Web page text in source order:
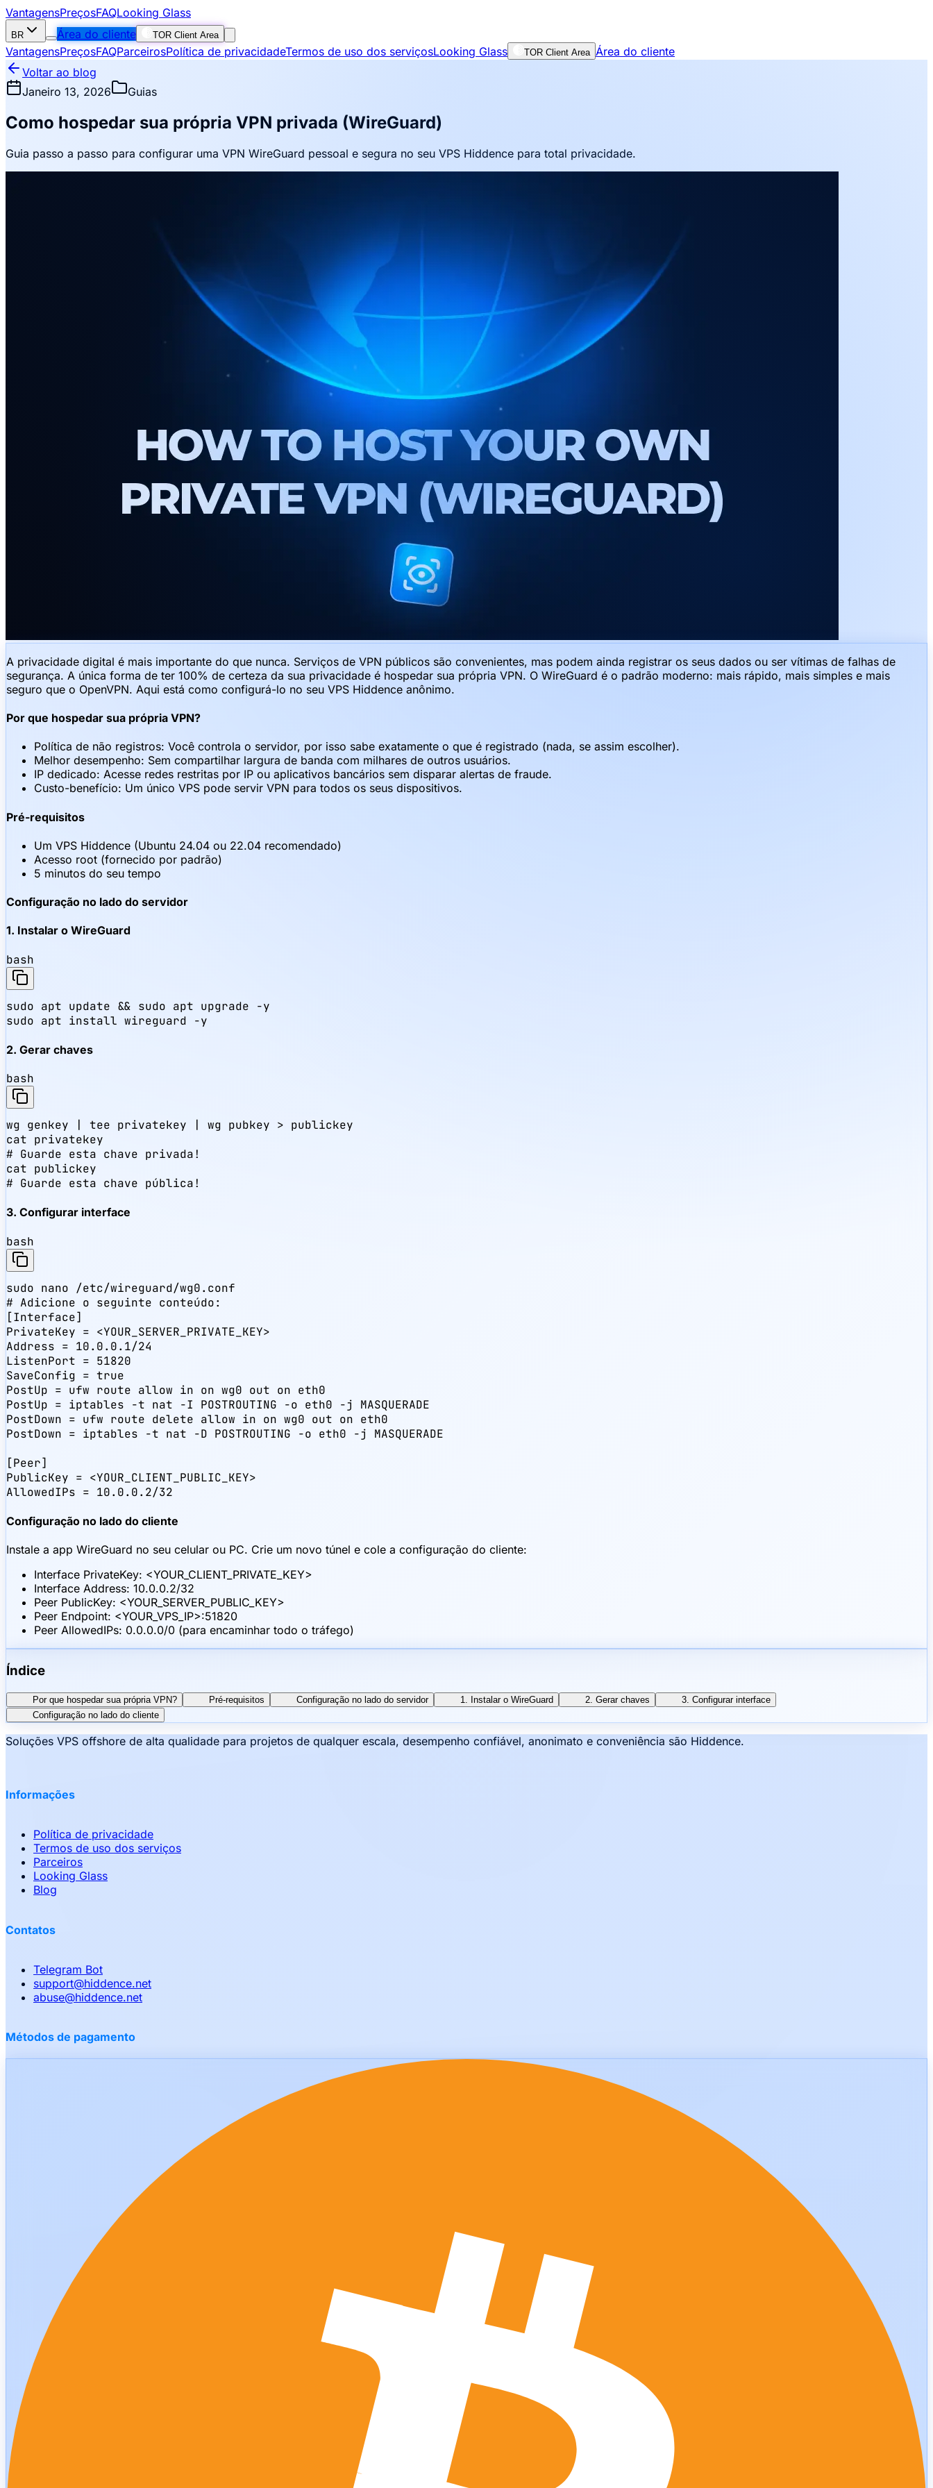
VantagensPreçosFAQLooking Glass
BR Área do cliente TOR Client Area
VantagensPreçosFAQParceirosPolítica de privacidadeTermos de uso dos serviçosLooking Glass TOR Client Area Área do cliente
Voltar ao blog
Janeiro 13, 2026
Guias
Como hospedar sua própria VPN privada (WireGuard)
Guia passo a passo para configurar uma VPN WireGuard pessoal e segura no seu VPS Hiddence para total privacidade.
A privacidade digital é mais importante do que nunca. Serviços de VPN públicos são convenientes, mas podem ainda registrar os seus dados ou ser vítimas de falhas de
segurança. A única forma de ter 100% de certeza da sua privacidade é hospedar sua própria VPN. O WireGuard é o padrão moderno: mais rápido, mais simples e mais
seguro que o OpenVPN. Aqui está como configurá-lo no seu VPS Hiddence anônimo.
Por que hospedar sua própria VPN?
Política de não registros: Você controla o servidor, por isso sabe exatamente o que é registrado (nada, se assim escolher).
Melhor desempenho: Sem compartilhar largura de banda com milhares de outros usuários.
IP dedicado: Acesse redes restritas por IP ou aplicativos bancários sem disparar alertas de fraude.
Custo-benefício: Um único VPS pode servir VPN para todos os seus dispositivos.
Pré-requisitos
Um VPS Hiddence (Ubuntu 24.04 ou 22.04 recomendado)
Acesso root (fornecido por padrão)
5 minutos do seu tempo
Configuração no lado do servidor
1. Instalar o WireGuard
bash
sudo apt update && sudo apt upgrade -y
sudo apt install wireguard -y
2. Gerar chaves
bash
wg genkey | tee privatekey | wg pubkey > publickey
cat privatekey
# Guarde esta chave privada!
cat publickey
# Guarde esta chave pública!
3. Configurar interface
bash
sudo nano /etc/wireguard/wg0.conf
# Adicione o seguinte conteúdo:
[Interface]
PrivateKey = <YOUR_SERVER_PRIVATE_KEY>
Address = 10.0.0.1/24
ListenPort = 51820
SaveConfig = true
PostUp = ufw route allow in on wg0 out on eth0
PostUp = iptables -t nat -I POSTROUTING -o eth0 -j MASQUERADE
PostDown = ufw route delete allow in on wg0 out on eth0
PostDown = iptables -t nat -D POSTROUTING -o eth0 -j MASQUERADE
[Peer]
PublicKey = <YOUR_CLIENT_PUBLIC_KEY>
AllowedIPs = 10.0.0.2/32
Configuração no lado do cliente
Instale a app WireGuard no seu celular ou PC. Crie um novo túnel e cole a configuração do cliente:
Interface PrivateKey: <YOUR_CLIENT_PRIVATE_KEY>
Interface Address: 10.0.0.2/32
Peer PublicKey: <YOUR_SERVER_PUBLIC_KEY>
Peer Endpoint: <YOUR_VPS_IP>:51820
Peer AllowedIPs: 0.0.0.0/0 (para encaminhar todo o tráfego)
Índice
Por que hospedar sua própria VPN? Pré-requisitos Configuração no lado do servidor 1. Instalar o WireGuard 2. Gerar chaves
3. Configurar interface
Configuração no lado do cliente
Soluções VPS offshore de alta qualidade para projetos de qualquer escala, desempenho confiável, anonimato e conveniência são Hiddence.
Informações
Política de privacidade
Termos de uso dos serviços
Parceiros
Looking Glass
Blog
Contatos
Telegram Bot
support@hiddence.net
abuse@hiddence.net
Métodos de pagamento